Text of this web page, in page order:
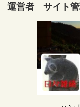
運営者 サイト管